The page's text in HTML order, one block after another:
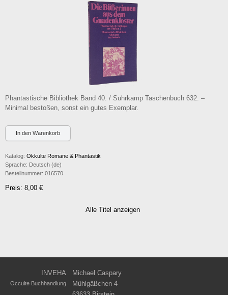
Phantastische Bibliothek Band 40. / Suhrkamp Taschenbuch 632. –
Minimal bestoßen, sonst ein gutes Exemplar.
Katalog: Okkulte Romane & Phantastik
Sprache: Deutsch (de)
Bestellnummer: 016570
Preis: 8,00 €
Alle Titel anzeigen
INVEHA Michael Caspary
Occulte Buchhandlung
Mühlgäßchen 4